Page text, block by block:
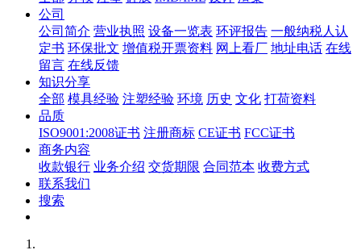
公司
公司简介 营业执照 设备一览表 环评报告 一般纳税人认
定书 环保批文 增值税开票资料 网上看厂 地址电话 在线
留言 在线反馈
知识分享
全部 模具经验 注塑经验 环境 历史 文化 打荷资料
品质
ISO9001:2008证书 注册商标 CE证书 FCC证书
商务内容
收款银行 业务介绍 交货期限 合同范本 收费方式
联系我们
搜索